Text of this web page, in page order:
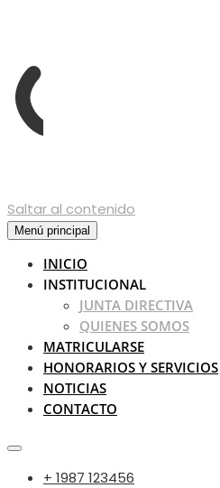
Saltar al contenido
Menú principal
INICIO
INSTITUCIONAL
JUNTA DIRECTIVA
QUIENES SOMOS
MATRICULARSE
HONORARIOS Y SERVICIOS
NOTICIAS
CONTACTO
+ 1987 123456